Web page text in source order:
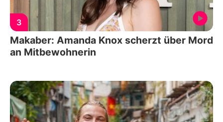
3
Makaber: Amanda Knox scherzt über Mord
an Mitbewohnerin